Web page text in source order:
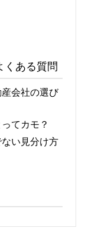
くある質問
会社の選び
てカモ？
い見分け方